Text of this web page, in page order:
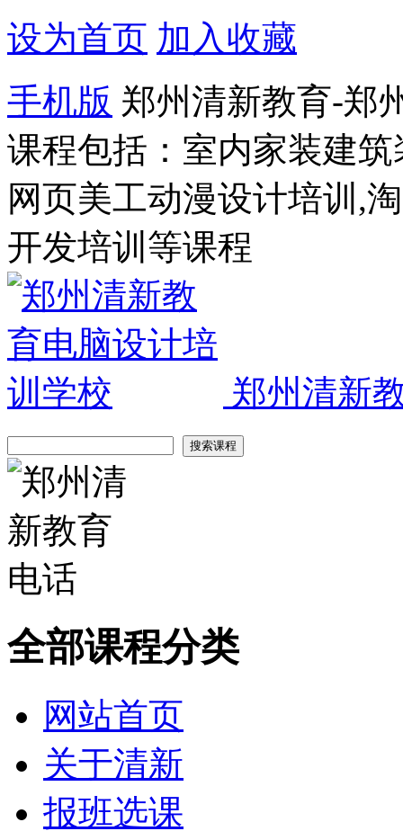
设为首页 加入收藏
手机版 郑州清新教育-郑
课程包括：室内家装建
网页美工动漫设计培训,
开发培训等课程
郑州清新
全部课程分类
网站首页
关于清新
报班选课